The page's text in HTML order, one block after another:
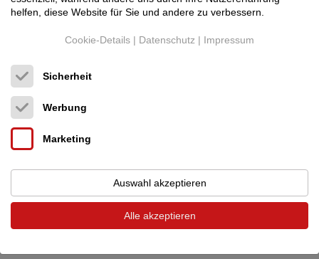
Dieser Verstärker spielt mitreißend musikalisch.
Gespielt wird nur analog.
helfen, diese Website für Sie und andere zu verbessern.
Cookie-Details | Datenschutz | Impressum
Sicherheit
Werbung
Marketing
Auswahl akzeptieren
Alle akzeptieren